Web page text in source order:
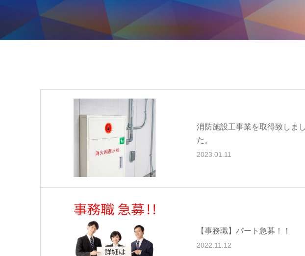
消防施設工事業を取得致しまし
た。
2023.01.11
【事務職】パート急募！！
2022.11.12